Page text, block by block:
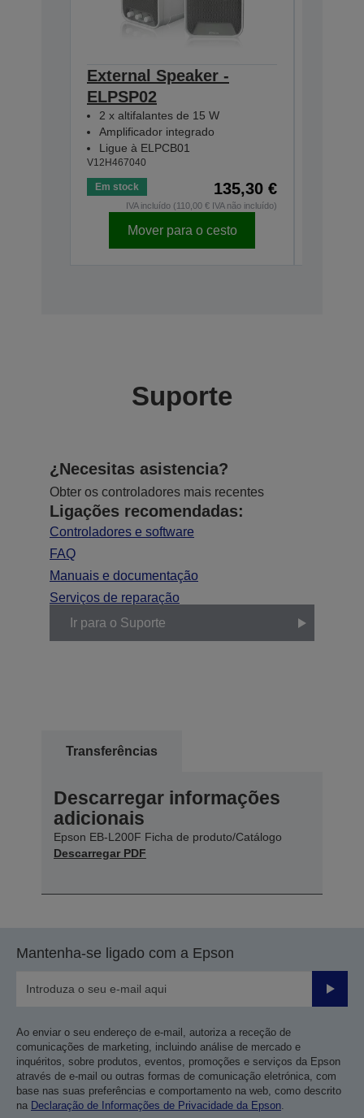
External Speaker -
ELPSP02
2 x altifalantes de 15 W
Amplificador integrado
Ligue à ELPCB01
V12H467040
Em stock 135,30 €
IVA incluído (110,00 € IVA não incluído)
Mover para o cesto
Suporte
¿Necesitas asistencia?
Obter os controladores mais recentes
Ligações recomendadas:
Controladores e software
FAQ
Manuais e documentação
Serviços de reparação
Ir para o Suporte
Transferências
Descarregar informações
adicionais
Epson EB-L200F Ficha de produto/Catálogo
Descarregar PDF
Mantenha-se ligado com a Epson
Enviar
Ao enviar o seu endereço de e-mail, autoriza a receção de
comunicações de marketing, incluindo análise de mercado e
inquéritos, sobre produtos, eventos, promoções e serviços da Epson
através de e-mail ou outras formas de comunicação eletrónica, com
base nas suas preferências e comportamento na web, como descrito
na Declaração de Informações de Privacidade da Epson